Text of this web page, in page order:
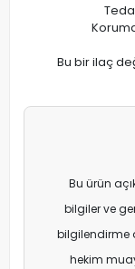
Bu bir ilaç
Bu ürün
bilgiler ve
bilgilendirme
hekim